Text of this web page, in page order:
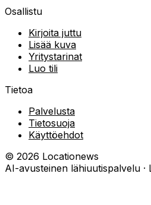
Osallistu
Kirjoita juttu
Lisää kuva
Yritystarinat
Luo tili
Tietoa
Palvelusta
Tietosuoja
Käyttöehdot
© 2026 Locationews
AI-avusteinen lähiuutispalvelu ·